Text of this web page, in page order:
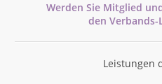
Werden Sie Mitglied
den Verbands-
Leistungen